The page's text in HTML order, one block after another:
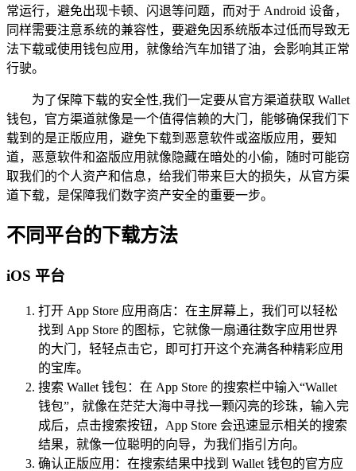
常运行，避免出现卡顿、闪退等问题，而对于 Android 设备，
同样需要注意系统的兼容性，要避免因系统版本过低而导致无
法下载或使用钱包应用，就像给汽车加错了油，会影响其正常
行驶。
为了保障下载的安全性,我们一定要从官方渠道获取 Wallet
钱包，官方渠道就像是一个值得信赖的大门，能够确保我们下
载到的是正版应用，避免下载到恶意软件或盗版应用，要知
道，恶意软件和盗版应用就像隐藏在暗处的小偷，随时可能窃
取我们的个人资产和信息，给我们带来巨大的损失，从官方渠
道下载，是保障我们数字资产安全的重要一步。
不同平台的下载方法
iOS 平台
打开 App Store 应用商店：在主屏幕上，我们可以轻松
找到 App Store 的图标，它就像一扇通往数字应用世界
的大门，轻轻点击它，即可打开这个充满各种精彩应用
的宝库。
搜索 Wallet 钱包：在 App Store 的搜索栏中输入“Wallet
钱包”，就像在茫茫大海中寻找一颗闪亮的珍珠，输入完
成后，点击搜索按钮，App Store 会迅速显示相关的搜索
结果，就像一位聪明的向导，为我们指引方向。
确认正版应用：在搜索结果中找到 Wallet 钱包的官方应